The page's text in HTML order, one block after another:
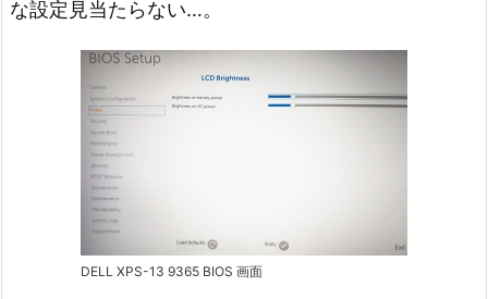
な設定見当たらない…。
DELL XPS-13 9365 BIOS 画面